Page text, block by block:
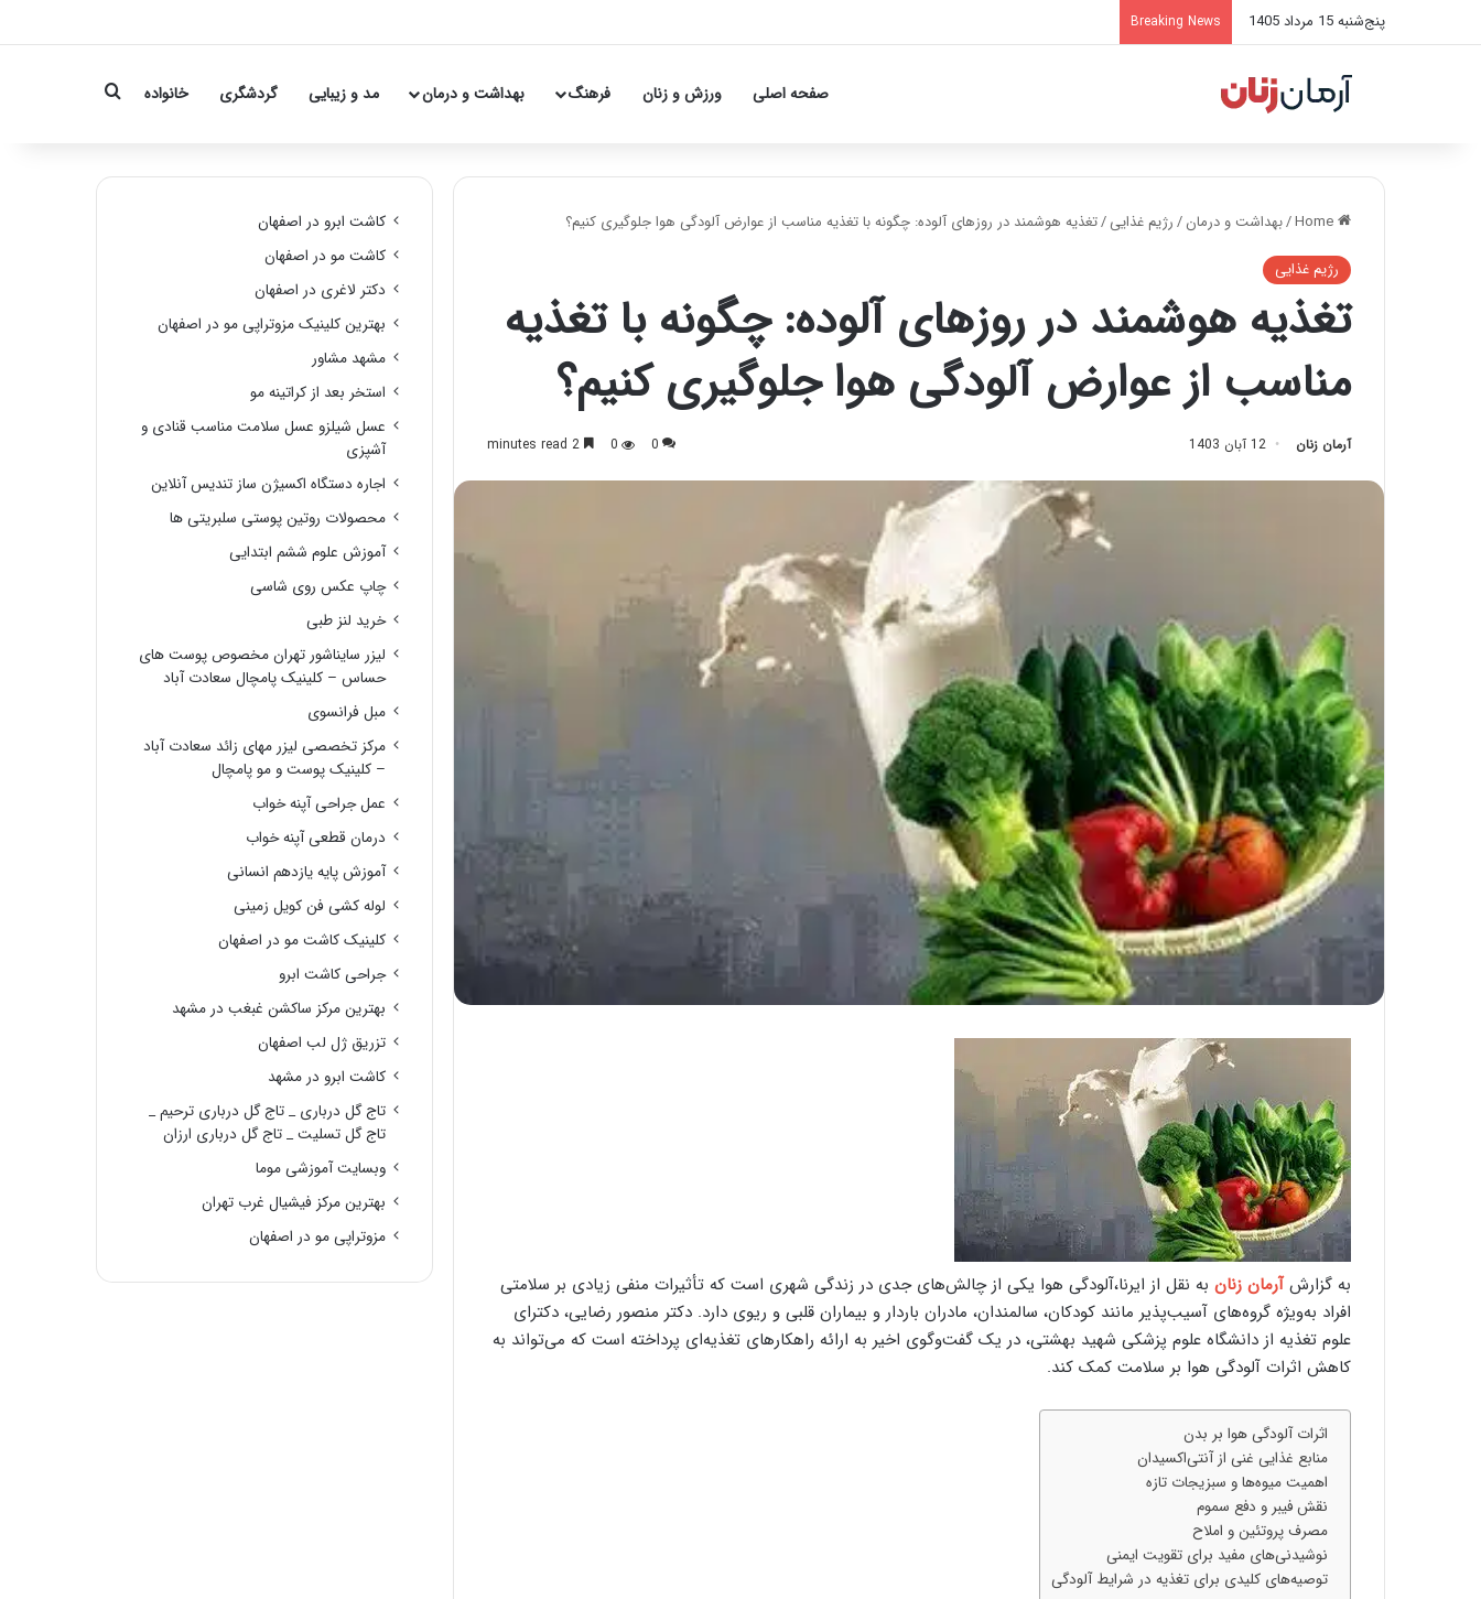
پنج‌شنبه 15 مرداد 1405 Breaking News
صفحه اصلی ورزش و زنان فرهنگ بهداشت و درمان مد و زیبایی گردشگری خانواده Search for
/بهداشت و درمان/رژیم غذایی/تغذیه هوشمند در روزهای آلوده: چگونه با تغذیه مناسب از عوارض آلودگی هوا جلوگیری کنیم؟
رژیم غذایی
تغذیه هوشمند در روزهای آلوده: چگونه با تغذیه
مناسب از عوارض آلودگی هوا جلوگیری کنیم؟
آرمان زنان 12 آبان 1403 0
0
به گزارشآرمان زنان به نقل از ایرنا،آلودگی هوا یکی از چالش‌های جدی در زندگی شهری است که تأثیرات منفی زیادی بر سلامتی
افراد به‌ویژه گروه‌های آسیب‌پذیر مانند کودکان، سالمندان، مادران باردار و بیماران قلبی و ریوی دارد. دکتر منصور رضایی، دکترای
علوم تغذیه از دانشگاه علوم پزشکی شهید بهشتی، در یک گفت‌وگوی اخیر به ارائه راهکارهای تغذیه‌ای پرداخته است که می‌تواند به
کاهش اثرات آلودگی هوا بر سلامت کمک کند.
اثرات آلودگی هوا بر بدن
منابع غذایی غنی از آنتی‌اکسیدان
اهمیت میوه‌ها و سبزیجات تازه
نقش فیبر و دفع سموم
مصرف پروتئین و املاح
نوشیدنی‌های مفید برای تقویت ایمنی
توصیه‌های کلیدی برای تغذیه در شرایط آلودگی
کاشت ابرو در اصفهان
کاشت مو در اصفهان
دکتر لاغری در اصفهان
بهترین کلینیک مزوتراپی مو در اصفهان
مشهد مشاور
استخر بعد از کراتینه مو
عسل شیلزو عسل سلامت مناسب قنادی و
آشپزی
اجاره دستگاه اکسیژن ساز تندیس آنلاین
محصولات روتین پوستی سلبریتی ها
آموزش علوم ششم ابتدایی
چاپ عکس روی شاسی
خرید لنز طبی
لیزر سایناشور تهران مخصوص پوست های
حساس – کلینیک پامچال سعادت آباد
مبل فرانسوی
مرکز تخصصی لیزر مهای زائد سعادت آباد
– کلینیک پوست و مو پامچال
عمل جراحی آپنه خواب
درمان قطعی آپنه خواب
آموزش پایه یازدهم انسانی
لوله کشی فن کویل زمینی
کلینیک کاشت مو در اصفهان
جراحی کاشت ابرو
بهترین مرکز ساکشن غبغب در مشهد
تزریق ژل لب اصفهان
کاشت ابرو در مشهد
تاج گل درباری _ تاج گل درباری ترحیم _
تاج گل تسلیت _ تاج گل درباری ارزان
وبسایت آموزشی موما
بهترین مرکز فیشیال غرب تهران
مزوتراپی مو در اصفهان